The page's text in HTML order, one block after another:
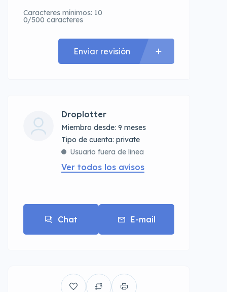
Caracteres mínimos: 10
0/500 caracteres
Enviar revisión
Droplotter
Miembro desde: 9 meses
tipo de cuenta: private
Usuario fuera de linea
Ver todos los avisos
Chat E-mail